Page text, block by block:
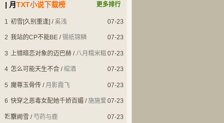
更多排行
| 月TXT小说下载榜
07-23
1 初雪[久别重逢] / 奚浅
07-23
2 我站的CP不能BE /锡纸锦鳞
07-23
3 上错暗恋对象的迈巴赫 /八月糯米糍
07-23
4 怎么可能天生不合 /绾酒
07-23
5 魔尊玉骨传 / 月影霞飞
07-23
6 快穿之恶毒女配她千娇百媚 /施施爱
吃糖 07-23
7 京阙雪 / 芍药与鹿